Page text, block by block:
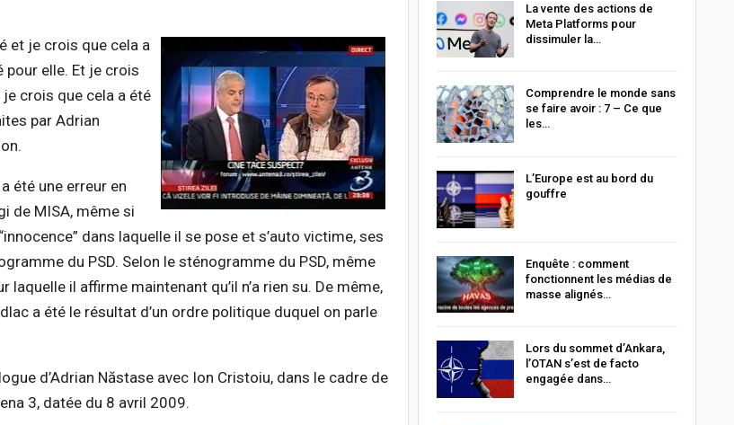
et je crois que cela a
pour elle. Et je crois
je crois que cela a été
par Adrian
été une erreur en
de MISA, même si
dans laquelle il se pose et s’auto victime, ses
du PSD. Selon le sténogramme du PSD, même
il affirme maintenant qu’il n’a rien su. De même,
a été le résultat d’un ordre politique duquel on parle
d’Adrian Năstase avec Ion Cristoiu, dans le cadre de
3, datée du 8 avril 2009.
La vente des actions de
Meta Platforms pour
dissimuler la…
Comprendre le monde sans
se faire avoir : 7 – Ce que
les…
L’Europe est au bord du
gouffre
Enquête : comment
fonctionnent les médias de
masse alignés…
Lors du sommet d’Ankara,
l’OTAN s’est de facto
engagée dans…